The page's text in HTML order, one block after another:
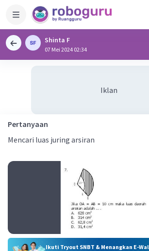
Shinta F
07 Mei 2024 02:34
Iklan
Pertanyaan
Mencari luas juring arsiran
Ikuti Tryout SNBT & Menangkan E-